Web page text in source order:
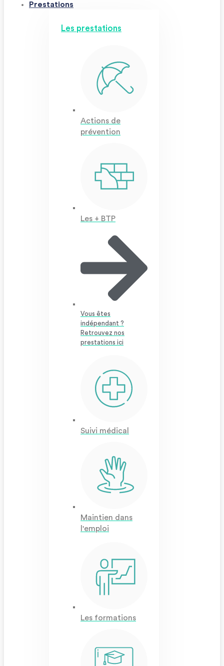
Prestations
Les prestations
Actions de
prévention
Les + BTP
Vous êtes
indépendant ?
Retrouvez nos
prestations ici
Suivi médical
Maintien dans
l'emploi
Les formations